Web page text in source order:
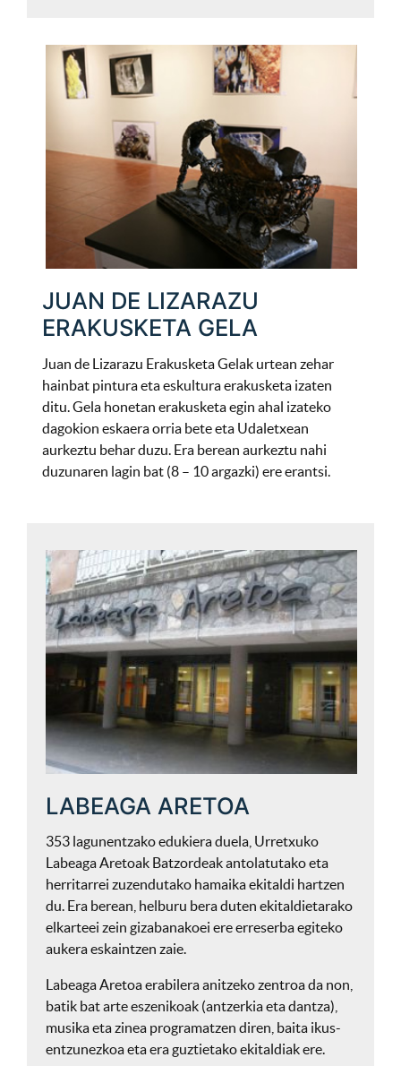
JUAN DE LIZARAZU
ERAKUSKETA GELA
Juan de Lizarazu Erakusketa Gelak urtean zehar
hainbat pintura eta eskultura erakusketa izaten
ditu. Gela honetan erakusketa egin ahal izateko
dagokion eskaera orria bete eta Udaletxean
aurkeztu behar duzu. Era berean aurkeztu nahi
duzunaren lagin bat (8 – 10 argazki) ere erantsi.
LABEAGA ARETOA
353 lagunentzako edukiera duela, Urretxuko
Labeaga Aretoak Batzordeak antolatutako eta
herritarrei zuzendutako hamaika ekitaldi hartzen
du. Era berean, helburu bera duten ekitaldietarako
elkarteei zein gizabanakoei ere erreserba egiteko
aukera eskaintzen zaie.
Labeaga Aretoa erabilera anitzeko zentroa da non,
batik bat arte eszenikoak (antzerkia eta dantza),
musika eta zinea programatzen diren, baita ikus-
entzunezkoa eta era guztietako ekitaldiak ere.